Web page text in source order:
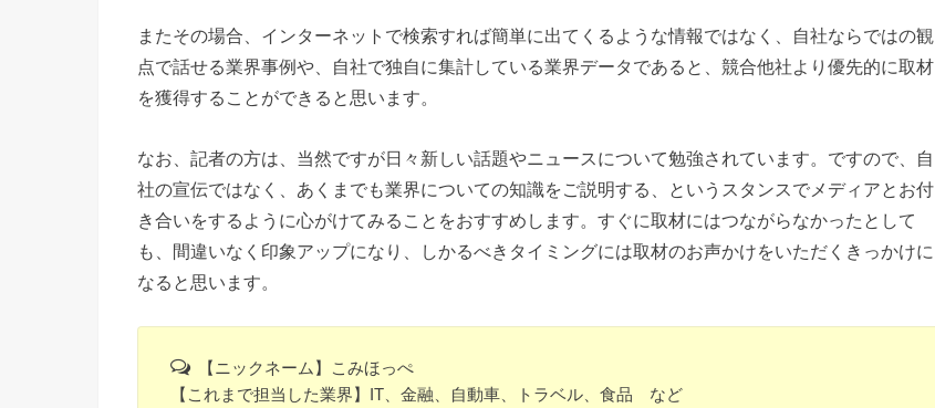
またその場合、インターネットで検索すれば簡単に出てくるような情報ではなく、自社ならではの観
点で話せる業界事例や、自社で独自に集計している業界データであると、競合他社より優先的に取材
を獲得することができると思います。
なお、記者の方は、当然ですが日々新しい話題やニュースについて勉強されています。ですので、自
社の宣伝ではなく、あくまでも業界についての知識をご説明する、というスタンスでメディアとお付
き合いをするように心がけてみることをおすすめします。すぐに取材にはつながらなかったとして
も、間違いなく印象アップになり、しかるべきタイミングには取材のお声かけをいただくきっかけに
なると思います。
【ニックネーム】こみほっぺ
【これまで担当した業界】IT、金融、自動車、トラベル、食品 など